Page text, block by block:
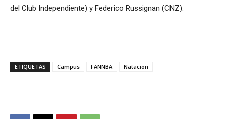
del Club Independiente) y Federico Russignan (CNZ).
ETIQUETAS Campus FANNBA Natacion